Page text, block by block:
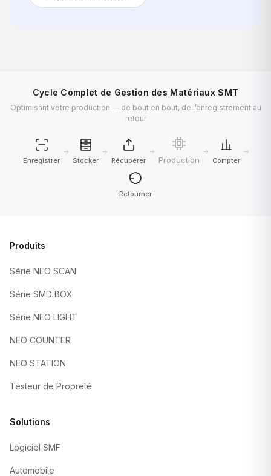
Cycle Complet de Gestion des Matériaux SMT
Optimisant votre production — de bout en bout, de l’enregistrement au
retour
Enregistrer
→
Stocker
→
Récupérer
→
Production
→
Compter
→
Retourner
Produits
Série NEO SCAN
Série SMD BOX
Série NEO LIGHT
NEO COUNTER
NEO STATION
Testeur de Propreté
Solutions
Logiciel SMF
Automobile